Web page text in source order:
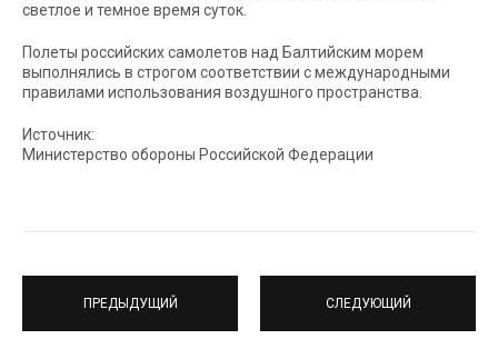
светлое и темное время суток.
Полеты российских самолетов над Балтийским морем
выполнялись в строгом соответствии с международными
правилами использования воздушного пространства.
Источник:
Министерство обороны Российской Федерации
ПРЕДЫДУЩИЙ СЛЕДУЮЩИЙ